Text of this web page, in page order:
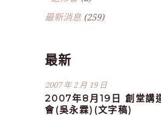
最新消息 (259)
最新
2007 年 2 月 19 日
2007年8月19日 創堂講
會(吳永霖)(文字稿)